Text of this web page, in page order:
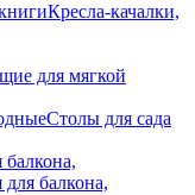
Кресла-качалки,
для мягкой
Столы для сада
для балкона,